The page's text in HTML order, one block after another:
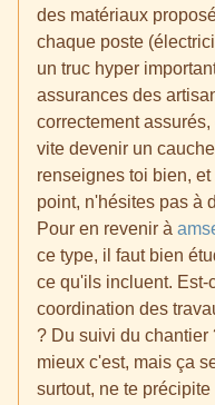
des matériaux
chaque poste
un truc hyper
assurances des
correctement
vite devenir un
renseignes toi bien,
point, n'hésites pas à
Pour en revenir à
ce type, il faut bien
ce qu'ils incluent. Est-
coordination des
? Du suivi du chantier
mieux c'est, mais ça
surtout, ne te